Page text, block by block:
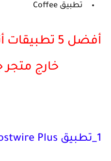
تطبيق Coffee
خارج متجر
1_تطبيق Frostwire Plus :